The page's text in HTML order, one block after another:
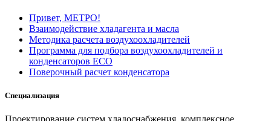
Привет, МЕТРО!
Взаимодействие хладагента и масла
Методика расчета воздухоохладителей
Программа для подбора воздухоохладителей и
конденсаторов ECO
Поверочный расчет конденсатора
Специализация